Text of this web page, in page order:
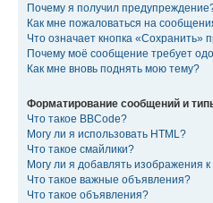
Почему я получил
Как мне пожаловаться на
Что означает кнопка «Сохранить»
Почему моё сообщение требует
Как мне вновь поднять мою тему?
Форматирование сообщений и
Что такое BBCode?
Могу ли я использовать HTML?
Что такое смайлики?
Могу ли я добавлять изображения
Что такое важные объявления?
Что такое объявления?